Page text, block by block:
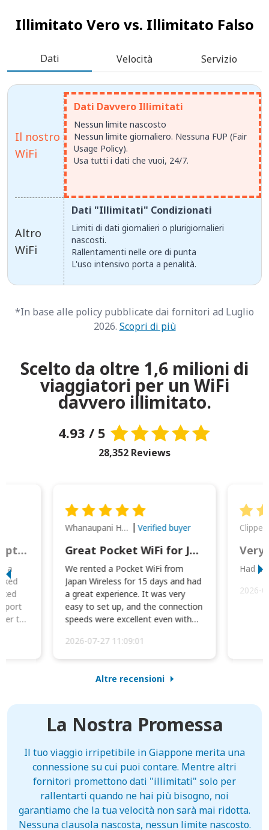
Illimitato Vero vs. Illimitato Falso
Dati Velocità Servizio
Il nostro
WiFi
Altro
WiFi
Dati Davvero Illimitati
Nessun limite nascosto
Nessun limite giornaliero. Nessuna FUP (Fair
Usage Policy).
Usa tutti i dati che vuoi, 24/7.
Dati "Illimitati" Condizionati
Limiti di dati giornalieri o plurigiornalieri
nascosti.
Rallentamenti nelle ore di punta
L'uso intensivo porta a penalità.
*In base alle policy pubblicate dai fornitori ad Luglio
2026. Scopri di più
Scelto da oltre 1,6 milioni di
viaggiatori per un WiFi
davvero illimitato.
4.93 / 5
28,352 Reviews
This was wonderful option to a family of four. Everything worked smoothly.
a
to
Whanaupani Henry Joseph Macown Verified buyer
Great Pocket WiFi for Japan Travel
We rented a Pocket WiFi from
Japan Wireless for 15 days and had
a great experience. It was very
easy to set up, and the connection
speeds were excellent even with
2026-07-27 11:09:01
Very
Had
2026-
Altre recensioni
La Nostra Promessa
Il tuo viaggio irripetibile in Giappone merita una
connessione su cui puoi contare. Mentre altri
fornitori promettono dati "illimitati" solo per
rallentarti quando ne hai più bisogno, noi
garantiamo che la tua velocità non sarà mai ridotta.
Nessuna clausola nascosta, nessun limite nascosto.